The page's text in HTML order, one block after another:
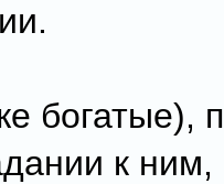
богатые),
к ним,